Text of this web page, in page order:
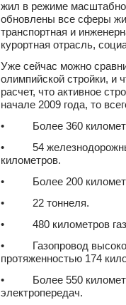
жил в режиме
обновлены все сферы
транспортная и
курортная отрасль,
Уже сейчас можно
олимпийской стройки, и
расчет, что активное
начале 2009 года, то
• Более 360
• 54
километров.
• Более 200
• 22 тоннеля.
• 480 километров
• Газопровод
протяженностью 174
• Более 550
электропередач.